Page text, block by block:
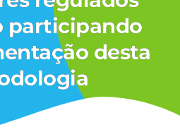
participando
desta